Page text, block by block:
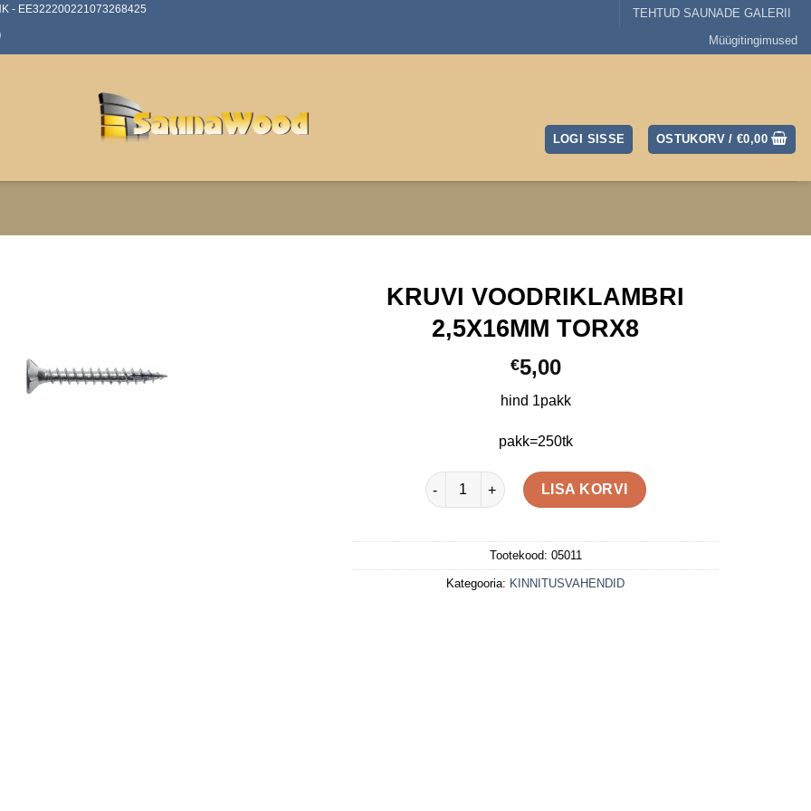
- EE322200221073268425
TEHTUD SAUNADE GALERII
Müügitingimused
LOGI SISSE OSTUKORV /€0,00
KRUVI VOODRIKLAMBRI
2,5X16MM TORX8
€5,00
hind 1pakk
pakk=250tk
KRUVI VOODRIKLAMBRI 2,5X16MM TORX8 kogus
LISA KORVI
Tootekood: 05011
Kategooria: KINNITUSVAHENDID